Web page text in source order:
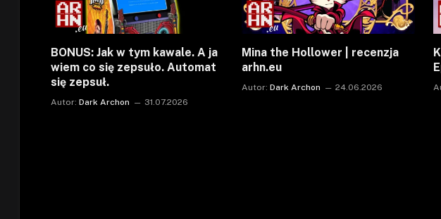
BONUS: Jak w tym kawale. A ja
wiem co się zepsuło. Automat
się zepsuł.
Autor: Dark Archon 31.07.2026
Mina the Hollower | recenzja
arhn.eu
Autor: Dark Archon 24.06.2026